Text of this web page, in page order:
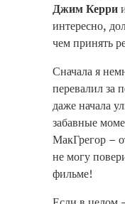
Джим Керри
интересно,
чем принять
Сначала я
перевалил за
даже начала
забавные
МакГрегор –
не могу
фильме!